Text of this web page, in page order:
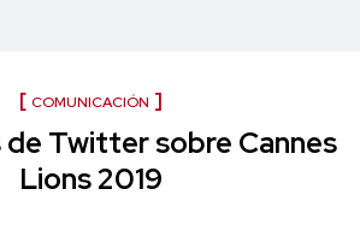
COMUNICACIÓN
de Twitter sobre Cannes
Lions 2019